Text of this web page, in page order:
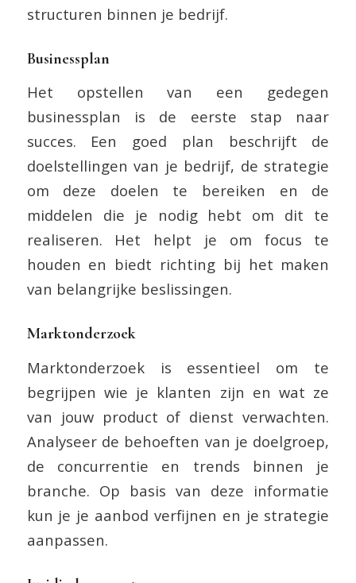
structuren binnen je bedrijf.
Businessplan
Het opstellen van een gedegen
businessplan is de eerste stap naar
succes. Een goed plan beschrijft de
doelstellingen van je bedrijf, de strategie
om deze doelen te bereiken en de
middelen die je nodig hebt om dit te
realiseren. Het helpt je om focus te
houden en biedt richting bij het maken
van belangrijke beslissingen.
Marktonderzoek
Marktonderzoek is essentieel om te
begrijpen wie je klanten zijn en wat ze
van jouw product of dienst verwachten.
Analyseer de behoeften van je doelgroep,
de concurrentie en trends binnen je
branche. Op basis van deze informatie
kun je je aanbod verfijnen en je strategie
aanpassen.